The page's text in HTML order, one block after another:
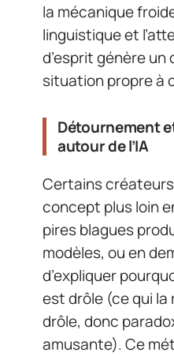
la mécanique
linguistique et
d’esprit génère un
situation propre à
Détournement
autour de l’IA
Certains
concept plus loin
pires blagues
modèles, ou en
d’expliquer
est drôle (ce qui la
drôle, donc
amusante). Ce